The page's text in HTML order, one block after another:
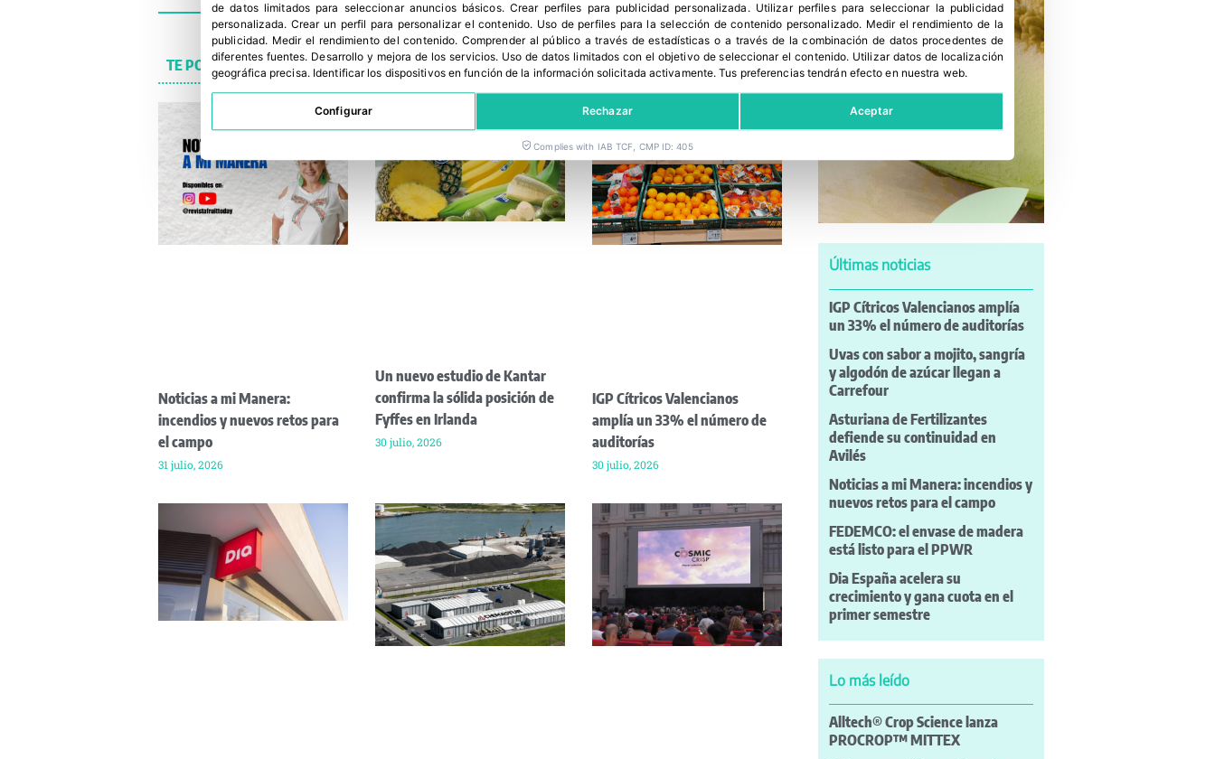
TE PODRÍA INTERESAR
Noticias a mi Manera:
incendios y nuevos retos para
el campo
31 julio, 2026
Un nuevo estudio de Kantar
confirma la sólida posición de
Fyffes en Irlanda
30 julio, 2026
IGP Cítricos Valencianos
amplía un 33% el número de
auditorías
30 julio, 2026
Últimas noticias
IGP Cítricos Valencianos amplía
un 33% el número de auditorías
Uvas con sabor a mojito, sangría
y algodón de azúcar llegan a
Carrefour
Asturiana de Fertilizantes
defiende su continuidad en
Avilés
Noticias a mi Manera: incendios y
nuevos retos para el campo
FEDEMCO: el envase de madera
está listo para el PPWR
Dia España acelera su
crecimiento y gana cuota en el
primer semestre
Lo más leído
Alltech® Crop Science lanza
PROCROP™ MITTEX
de datos limitados para seleccionar anuncios básicos. Crear perfiles para publicidad personalizada . Utilizar perfiles para seleccionar la publicidad
personalizada. Crear un perfil para personalizar el contenido. Uso de perfiles para la selección de contenido personalizado. Medir el rendimiento de la
publicidad. Medir el rendimiento del contenido. Comprender al público a través de estadísticas o a través de la combinación de datos procedentes de
diferentes fuentes. Desarrollo y mejora de los servicios. Uso de datos limitados con el objetivo de seleccionar el contenido. Utilizar datos de localización
geográfica precisa. Identificar los dispositivos en función de la información solicitada activamente.Tus preferencias tendrán efecto en nuestra web.
Configurar Rechazar Aceptar
Complies with IAB TCF, CMP ID: 405